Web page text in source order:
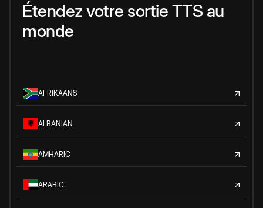
Étendez votre sortie TTS au
monde
AFRIKAANS
ALBANIAN
AMHARIC
ARABIC